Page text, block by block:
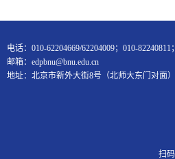
电话：010-62204669/62204009；010-82240811
邮箱：edpbnu@bnu.edu.cn
地址：北京市新外大街8号（北师大东门对面
扫